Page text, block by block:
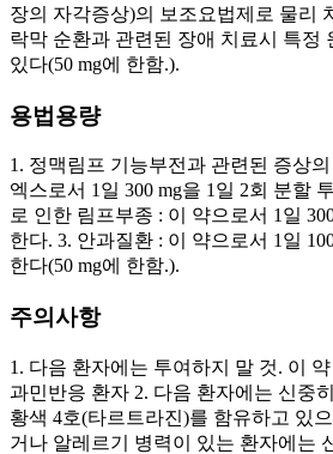
장의 자각증상)의 보조요법제로 물리
락막 순환과 관련된 장애 치료시 특정
있다(50 mg에 한함.).
용법용량
1. 정맥림프 기능부전과 관련된 증상
엑스로서 1일 300 mg을 1일 2회 분할
로 인한 림프부종 : 이 약으로서 1일
한다. 3. 안과질환 : 이 약으로서 1일
한다(50 mg에 한함.).
주의사항
1. 다음 환자에는 투여하지 말 것. 이
과민반응 환자 2. 다음 환자에는 신중
황색 4호(타르트라진)를 함유하고 있
거나 알레르기 병력이 있는 환자에는